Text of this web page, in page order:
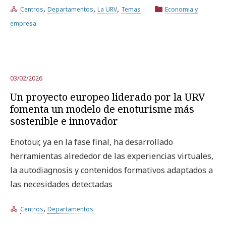
Centros, Departamentos, La URV, Temas
Economia y
empresa
03/02/2026
Un proyecto europeo liderado por la URV
fomenta un modelo de enoturisme más
sostenible e innovador
Enotour, ya en la fase final, ha desarrollado
herramientas alrededor de las experiencias virtuales,
la autodiagnosis y contenidos formativos adaptados a
las necesidades detectadas
Centros, Departamentos